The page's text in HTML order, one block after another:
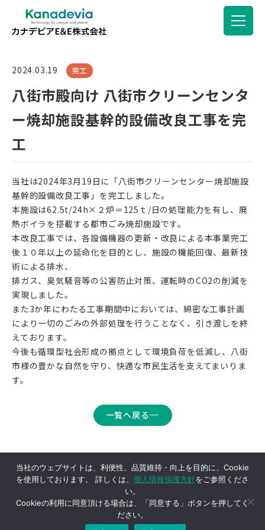
2024.03.19 完工
八街市殿向け 八街市クリーンセンタ
ー焼却施設基幹的設備改良工事を完
工
当社は2024年3月19日に「八街市クリーンセンター焼却施設
基幹的設備改良工事」を完工しました。
本施設は62.5t/24h×２炉＝125ｔ/日の処理能力を有し、廃
熱ボイラを搭載する都市ごみ焼却施設です。
本改良工事では、各設備機器の更新・改良による本事業完工
後１０年以上の延命化を目的とし、施設の機能回復、最新技
術による排水、
排ガス、臭気騒音等の公害防止対策、運転時のCO2の削減を
実現しました。
また3か年にわたる工事期間中においては、綿密な工事計画
により一切のごみの外部処理を行うことなく、引き渡しを終
えております。
今後も循環型社会形成の拠点として環境負荷を低減し、八街
市様の豊かな自然を守り、快適な市民生活を支えてまいりま
す。
一覧へ戻る
当社のウェブサイトは、利便性、品質維持・向上を目的に、Cookie
を使用しております。 詳しくは、 個人情報保護方針をご参照くださ
い。
Cookieの利用に同意頂ける場合は、「同意する」ボタンを押してく
ださい。